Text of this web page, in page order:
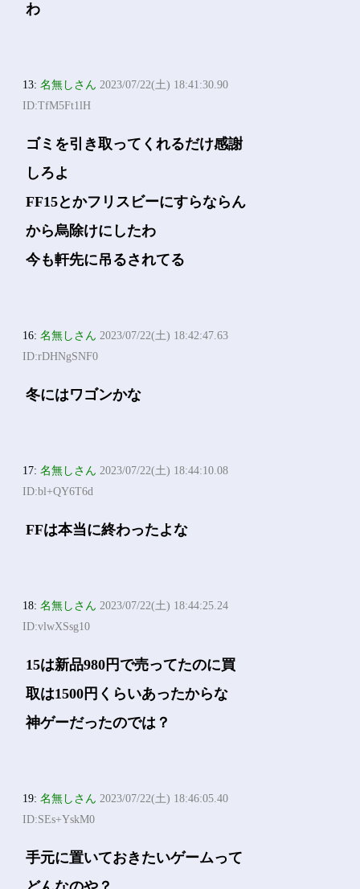
わ
13:名無しさん 2023/07/22(土) 18:41:30.90
ID:TfM5Ft1lH
ゴミを引き取ってくれるだけ感謝
しろよ
FF15とかフリスビーにすらならん
から烏除けにしたわ
今も軒先に吊るされてる
16:名無しさん 2023/07/22(土) 18:42:47.63
ID:rDHNgSNF0
冬にはワゴンかな
17:名無しさん 2023/07/22(土) 18:44:10.08
ID:bl+QY6T6d
FFは本当に終わったよな
18:名無しさん 2023/07/22(土) 18:44:25.24
ID:vlwXSsg10
15は新品980円で売ってたのに買
取は1500円くらいあったからな
神ゲーだったのでは？
19:名無しさん 2023/07/22(土) 18:46:05.40
ID:SEs+YskM0
手元に置いておきたいゲームって